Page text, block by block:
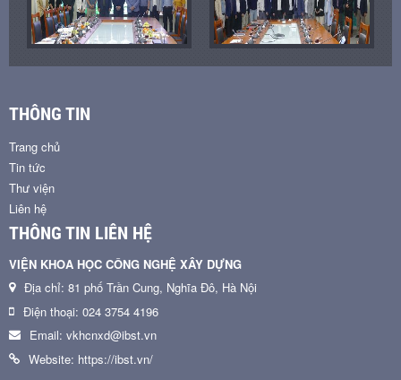
THÔNG TIN
Trang chủ
Tin tức
Thư viện
Liên hệ
THÔNG TIN LIÊN HỆ
VIỆN KHOA HỌC CÔNG NGHỆ XÂY DỰNG
Địa chỉ: 81 phố Trần Cung, Nghĩa Đô, Hà Nội
Điện thoại: 024 3754 4196
Email: vkhcnxd@ibst.vn
Website: https://ibst.vn/